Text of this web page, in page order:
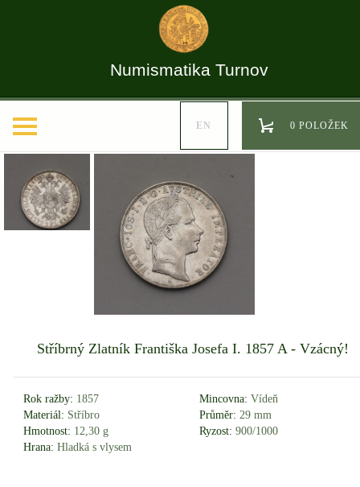
Numismatika Turnov
EN 0 POLOŽEK
Stříbrný Zlatník Františka Josefa I. 1857 A - Vzácný!
Rok ražby: 1857 Mincovna: Vídeň
Materiál: Stříbro Průměr: 29 mm
Hmotnost: 12,30 g Ryzost: 900/1000
Hrana: Hladká s vlysem